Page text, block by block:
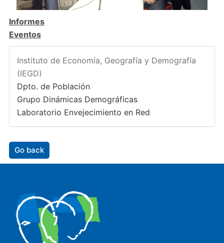
Informes
Eventos
Instituto de Economía, Geografía y Demografía
(IEGD)
Dpto. de Población
Grupo Dinámicas Demográficas
Laboratorio Envejecimiento en Red
Go back